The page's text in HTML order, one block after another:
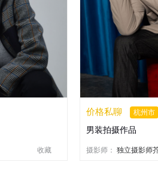
收藏
价格私聊 杭州市
男装拍摄作品
摄影师： 独立摄影师